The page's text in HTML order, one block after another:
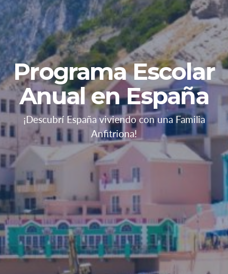
Programa Escolar
Anual en España
¡Descubrí España viviendo con una Familia
Anfitriona!